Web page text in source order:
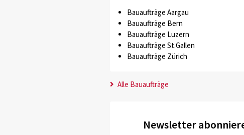
Bauaufträge Aargau
Bauaufträge Bern
Bauaufträge Luzern
Bauaufträge St.Gallen
Bauaufträge Zürich
Alle Bauaufträge
Newsletter